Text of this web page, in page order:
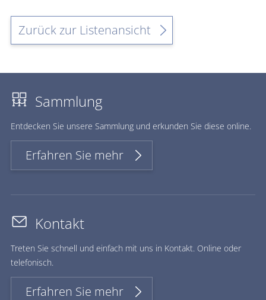
Zurück zur Listenansicht
Sammlung
Ent­de­cken Sie un­se­re Samm­lung und er­kun­den Sie die­se on­line.
Erfahren Sie mehr
Kontakt
Treten Sie schnell und einfach mit uns in Kontakt. Online oder
telefonisch.
Erfahren Sie mehr